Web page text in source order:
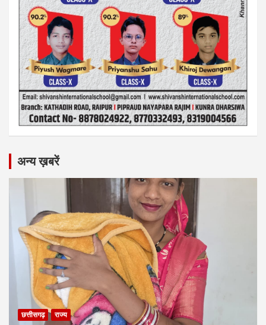
अन्य ख़बरें
छत्तीसगढ़ राज्य